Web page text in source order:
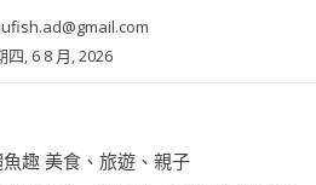
四, 6 8 月, 2026